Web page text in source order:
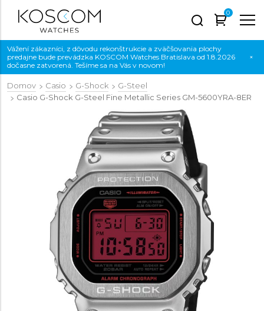
0
Vážení zákazníci, z dôvodu rekonštrukcie a zväčšovania plochy
predajne bude prevádzka KOSCOM Watches Bratislava od 1.8.2026
dočasne zatvorená. Tešíme sa na Vás v novom!
×
Domov Casio G-Shock
G-Steel
Casio G-Shock G-Steel Fine Metallic Series GM-5600YRA-8ER